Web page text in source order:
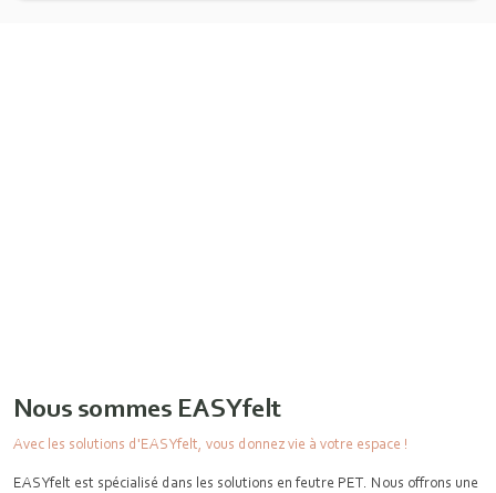
Nous sommes EASYfelt
Avec les solutions d'EASYfelt, vous donnez vie à votre espace !
EASYfelt est spécialisé dans les solutions en feutre PET. Nous offrons une